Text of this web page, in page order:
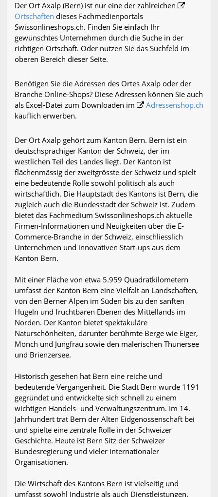
Der Ort Axalp (Bern) ist nur eine der zahlreichen
Ortschaften dieses Fachmedienportals
Swissonlineshops.ch. Finden Sie einfach Ihr
gewünschtes Unternehmen durch die Suche in der
richtigen Ortschaft. Oder nutzen Sie das Suchfeld im
oberen Bereich dieser Seite.
Benötigen Sie die Adressen des Ortes Axalp oder der
Branche Online-Shops? Diese Adressen können Sie auch
als Excel-Datei zum Downloaden im
Adressenshop.ch
käuflich erwerben.
Der Ort Axalp gehört zum Kanton Bern. Bern ist ein
deutschsprachiger Kanton der Schweiz, der im
westlichen Teil des Landes liegt. Der Kanton ist
flächenmässig der zweitgrösste der Schweiz und spielt
eine bedeutende Rolle sowohl politisch als auch
wirtschaftlich. Die Hauptstadt des Kantons ist Bern, die
zugleich auch die Bundesstadt der Schweiz ist. Zudem
bietet das Fachmedium Swissonlineshops.ch aktuelle
Firmen-Informationen und Neuigkeiten über die E-
Commerce-Branche in der Schweiz, einschliesslich
Unternehmen und innovativen Start-ups aus dem
Kanton Bern.
Mit einer Fläche von etwa 5.959 Quadratkilometern
umfasst der Kanton Bern eine Vielfalt an Landschaften,
von den Berner Alpen im Süden bis zu den sanften
Hügeln und fruchtbaren Ebenen des Mittellands im
Norden. Der Kanton bietet spektakuläre
Naturschönheiten, darunter berühmte Berge wie Eiger,
Mönch und Jungfrau sowie den malerischen Thunersee
und Brienzersee.
Historisch gesehen hat Bern eine reiche und
bedeutende Vergangenheit. Die Stadt Bern wurde 1191
gegründet und entwickelte sich schnell zu einem
wichtigen Handels- und Verwaltungszentrum. Im 14.
Jahrhundert trat Bern der Alten Eidgenossenschaft bei
und spielte eine zentrale Rolle in der Schweizer
Geschichte. Heute ist Bern Sitz der Schweizer
Bundesregierung und vieler internationaler
Organisationen.
Die Wirtschaft des Kantons Bern ist vielseitig und
umfasst sowohl Industrie als auch Dienstleistungen.